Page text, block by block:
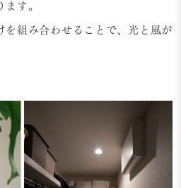
す。
を組み合わせることで、光と風が